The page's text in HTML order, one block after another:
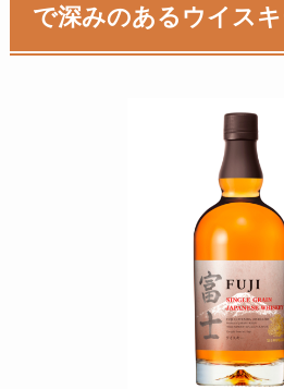
で深みのあるウイス